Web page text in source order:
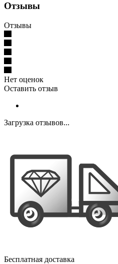
Отзывы
Отзывы
Нет оценок
Оставить отзыв
Загрузка отзывов...
Бесплатная доставка